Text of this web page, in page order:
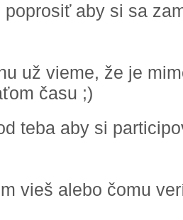
poprosiť aby si sa
už vieme, že je
času ;)
teba aby si
vieš alebo čomu